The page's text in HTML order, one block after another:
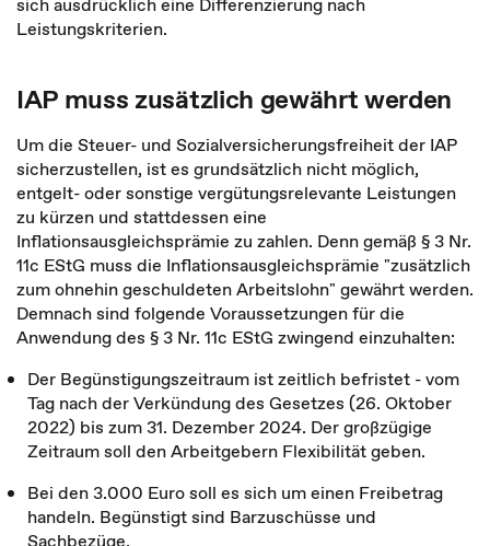
Leistungskriterien.
IAP muss zusätzlich gewährt werden
Um die Steuer- und Sozialversicherungsfreiheit der IAP
sicherzustellen, ist es grundsätzlich nicht möglich,
entgelt- oder sonstige vergütungsrelevante Leistungen
zu kürzen und stattdessen eine
Inflationsausgleichsprämie zu zahlen. Denn gemäß § 3 Nr.
11c EStG muss die Inflationsausgleichsprämie "zusätzlich
zum ohnehin geschuldeten Arbeitslohn" gewährt werden.
Demnach sind folgende Voraussetzungen für die
Anwendung des § 3 Nr. 11c EStG zwingend einzuhalten:
Der Begünstigungszeitraum ist zeitlich befristet - vom
Tag nach der Verkündung des Gesetzes (26. Oktober
2022) bis zum 31. Dezember 2024. Der großzügige
Zeitraum soll den Arbeitgebern Flexibilität geben.
Bei den 3.000 Euro soll es sich um einen Freibetrag
handeln. Begünstigt sind Barzuschüsse und
Sachbezüge.